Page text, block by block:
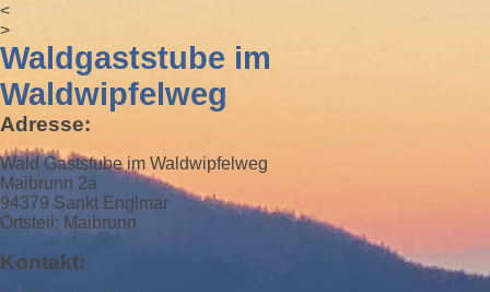
<
>
Waldgaststube im
Waldwipfelweg
Adresse:
Wald Gaststube im Waldwipfelweg
Maibrunn 2a
94379 Sankt Englmar
Ortsteil: Maibrunn
Kontakt: